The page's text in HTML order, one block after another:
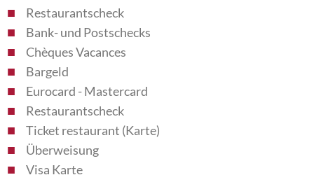
Restaurantscheck
Bank- und Postschecks
Chèques Vacances
Bargeld
Eurocard - Mastercard
Restaurantscheck
Ticket restaurant (Karte)
Überweisung
Visa Karte